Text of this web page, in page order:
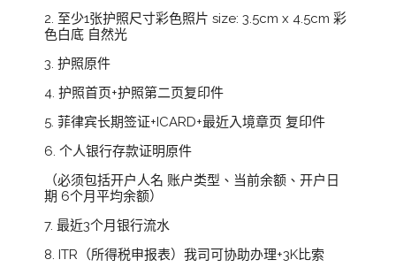
2. 至少1张护照尺寸彩色照片 size: 3.5cm x 4.5cm 彩
色白底 自然光
3. 护照原件
4. 护照首页+护照第二页复印件
5. 菲律宾长期签证+ICARD+最近入境章页 复印件
6. 个人银行存款证明原件
（必须包括开户人名 账户类型、当前余额、开户日
期 6个月平均余额）
7. 最近3个月银行流水
8. ITR（所得税申报表）我司可协助办理+3K比索